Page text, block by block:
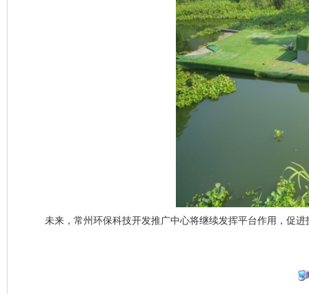
未来，常州环保科技开发推广中心将继续发挥平台作用，促